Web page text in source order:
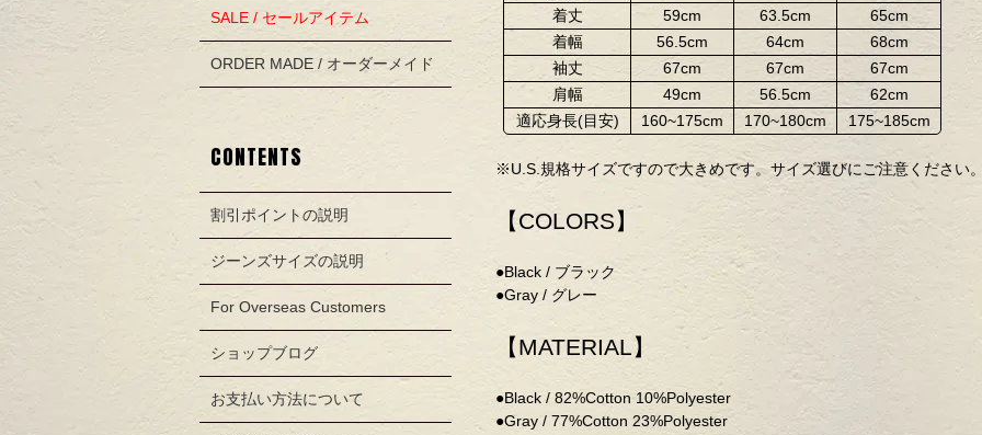
着丈
59cm 63.5cm
65cm
着幅
56.5cm 64cm
68cm
袖丈
67cm 67cm
67cm
肩幅
49cm 56.5cm
62cm
適応身長(目安)
160~175cm 170~180cm 175~185cm
※U.S.規格サイズですので大きめです。サイズ選びにご注意ください
【COLORS】
●Black / ブラック
●Gray / グレー
【MATERIAL】
●Black / 82%Cotton 10%Polyester
●Gray / 77%Cotton 23%Polyester
SALE / セールアイテム
ORDER MADE / オーダーメイド
CONTENTS
割引ポイントの説明
ジーンズサイズの説明
For Overseas Customers
ショップブログ
お支払い方法について